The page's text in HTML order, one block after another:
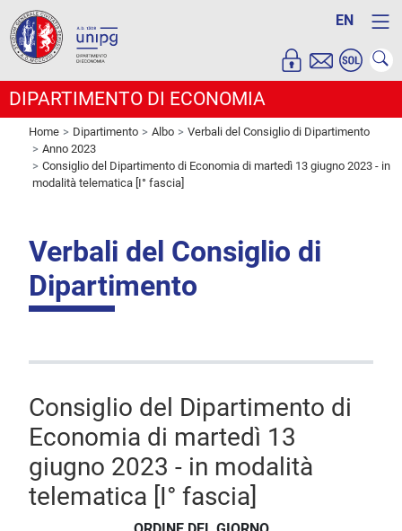
EN
DIPARTIMENTO DI ECONOMIA
Home Dipartimento Albo
Verbali del Consiglio di Dipartimento
Anno 2023
Consiglio del Dipartimento di Economia di martedì 13 giugno 2023 - in
modalità telematica [I° fascia]
Verbali del Consiglio di
Dipartimento
Consiglio del Dipartimento di
Economia di martedì 13
giugno 2023 - in modalità
telematica [I° fascia]